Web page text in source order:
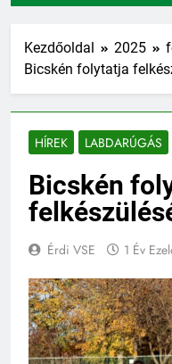
Kezdőoldal 2025
Bicskén folytatja
HÍREK LABDARÚGÁS
Bicskén
Érdi VSE 1 Év